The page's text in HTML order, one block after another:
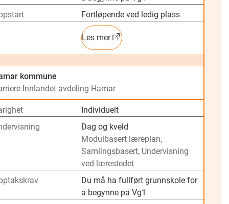
Fortløpende ved ledig plass
Les mer
kommune
Innlandet avdeling Hamar
Individuelt
Dag og kveld
Modulbasert læreplan,
Samlingsbasert, Undervisning
ved lærestedet
Du må ha fullført grunnskole for
å begynne på Vg1